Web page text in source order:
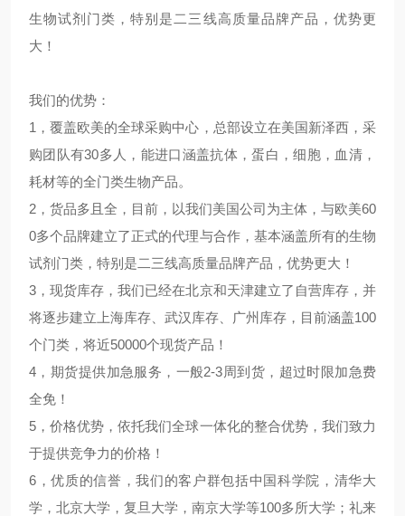
生物试剂门类，特别是二三线高质量品牌产品，优势更
大！
我们的优势：
1，覆盖欧美的全球采购中心，总部设立在美国新泽西，采
购团队有30多人，能进口涵盖抗体，蛋白，细胞，血清，
耗材等的全门类生物产品。
2，货品多且全，目前，以我们美国公司为主体，与欧美60
0多个品牌建立了正式的代理与合作，基本涵盖所有的生物
试剂门类，特别是二三线高质量品牌产品，优势更大！
3，现货库存，我们已经在北京和天津建立了自营库存，并
将逐步建立上海库存、武汉库存、广州库存，目前涵盖100
个门类，将近50000个现货产品！
4，期货提供加急服务，一般2-3周到货，超过时限加急费
全免！
5，价格优势，依托我们全球一体化的整合优势，我们致力
于提供竞争力的价格！
6，优质的信誉，我们的客户群包括中国科学院，清华大
学，北京大学，复旦大学，南京大学等100多所大学；礼来